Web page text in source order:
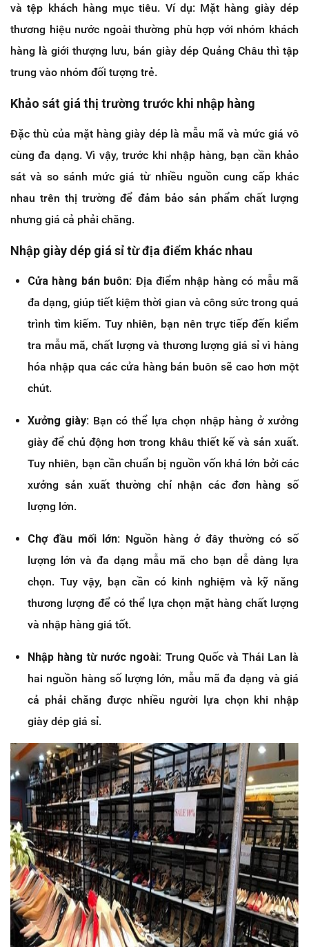
và tệp khách hàng mục tiêu. Ví dụ: Mặt hàng giày dép
thương hiệu nước ngoài thường phù hợp với nhóm khách
hàng là giới thượng lưu, bán giày dép Quảng Châu thì tập
trung vào nhóm đối tượng trẻ.
Khảo sát giá thị trường trước khi nhập hàng
Đặc thù của mặt hàng giày dép là mẫu mã và mức giá vô
cùng đa dạng. Vì vậy, trước khi nhập hàng, bạn cần khảo
sát và so sánh mức giá từ nhiều nguồn cung cấp khác
nhau trên thị trường để đảm bảo sản phẩm chất lượng
nhưng giá cả phải chăng.
Nhập giày dép giá sỉ từ địa điểm khác nhau
Cửa hàng bán buôn: Địa điểm nhập hàng có mẫu mã
đa dạng, giúp tiết kiệm thời gian và công sức trong quá
trình tìm kiếm. Tuy nhiên, bạn nên trực tiếp đến kiểm
tra mẫu mã, chất lượng và thương lượng giá sỉ vì hàng
hóa nhập qua các cửa hàng bán buôn sẽ cao hơn một
chút.
Xưởng giày: Bạn có thể lựa chọn nhập hàng ở xưởng
giày để chủ động hơn trong khâu thiết kế và sản xuất.
Tuy nhiên, bạn cần chuẩn bị nguồn vốn khá lớn bởi các
xưởng sản xuất thường chỉ nhận các đơn hàng số
lượng lớn.
Chợ đầu mối lớn: Nguồn hàng ở đây thường có số
lượng lớn và đa dạng mẫu mã cho bạn dễ dàng lựa
chọn. Tuy vậy, bạn cần có kinh nghiệm và kỹ năng
thương lượng để có thể lựa chọn mặt hàng chất lượng
và nhập hàng giá tốt.
Nhập hàng từ nước ngoài: Trung Quốc và Thái Lan là
hai nguồn hàng số lượng lớn, mẫu mã đa dạng và giá
cả phải chăng được nhiều người lựa chọn khi nhập
giày dép giá sỉ.